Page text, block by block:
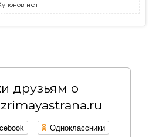
нет
друзьям о
Одноклассники